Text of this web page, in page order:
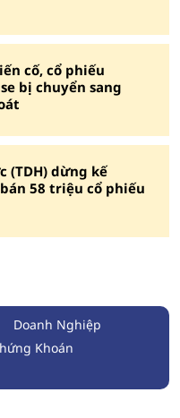
cố, cổ phiếu
bị chuyển sang
(TDH) dừng kế
58 triệu cổ phiếu
Doanh Nghiệp
Khoán